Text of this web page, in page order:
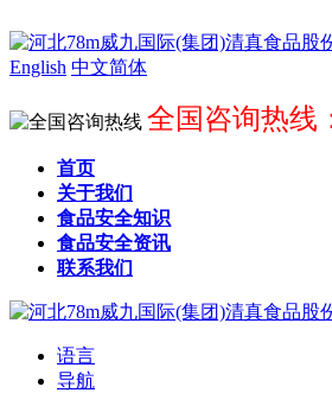
English 中文简体
全国咨询热线
首页
关于我们
食品安全知识
食品安全资讯
联系我们
语言
导航